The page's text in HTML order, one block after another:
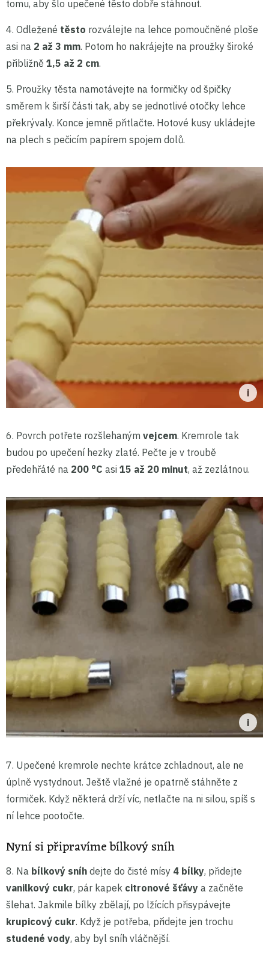
tomu, aby šlo upečené těsto dobře stáhnout.
4. Odležené těsto rozválejte na lehce pomoučněné ploše
asi na 2 až 3 mm. Potom ho nakrájejte na proužky široké
přibližně 1,5 až 2 cm.
5. Proužky těsta namotávejte na formičky od špičky
směrem k širší části tak, aby se jednotlivé otočky lehce
překrývaly. Konce jemně přitlačte. Hotové kusy ukládejte
na plech s pečicím papírem spojem dolů.
6. Povrch potřete rozšlehaným vejcem. Kremrole tak
budou po upečení hezky zlaté. Pečte je v troubě
předehřáté na 200 °C asi 15 až 20 minut, až zezlátnou.
7. Upečené kremrole nechte krátce zchladnout, ale ne
úplně vystydnout. Ještě vlažné je opatrně stáhněte z
formiček. Když některá drží víc, netlačte na ni silou, spíš s
ní lehce pootočte.
Nyní si připravíme bílkový sníh
8. Na bílkový sníh dejte do čisté mísy 4 bílky, přidejte
vanilkový cukr, pár kapek citronové šťávy a začněte
šlehat. Jakmile bílky zbělají, po lžících přisypávejte
krupicový cukr. Když je potřeba, přidejte jen trochu
studené vody, aby byl sníh vláčnější.